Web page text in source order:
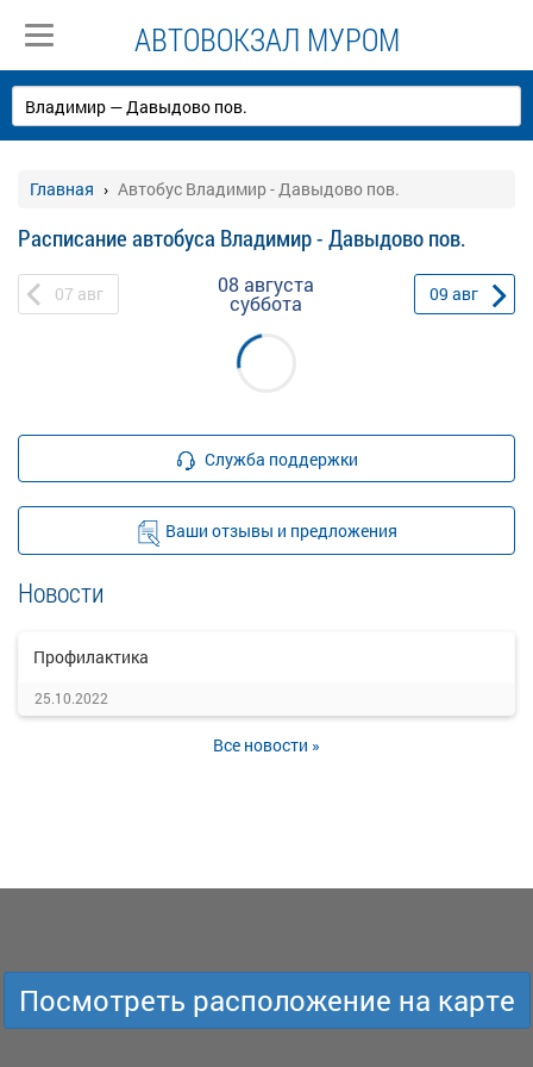
АВТОВОКЗАЛ МУРОМ
Главная Автобус Владимир - Давыдово пов.
Расписание автобуса Владимир - Давыдово пов.
07 авг 08 августа
суббота 09 авг
Служба поддержки
Ваши отзывы и предложения
Новости
Профилактика
25.10.2022
Все новости »
Посмотреть расположение на карте